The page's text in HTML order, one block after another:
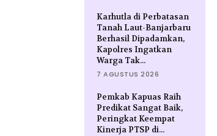
Karhutla di Perbatasan
Tanah Laut-Banjarbaru
Berhasil Dipadamkan,
Kapolres Ingatkan
Warga Tak...
7 AGUSTUS 2026
Pemkab Kapuas Raih
Predikat Sangat Baik,
Peringkat Keempat
Kinerja PTSP di...